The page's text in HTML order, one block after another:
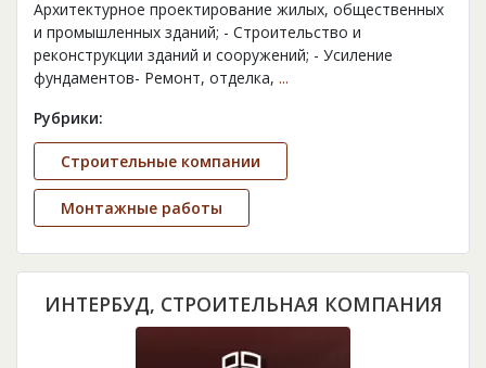
Архитектурное проектирование жилых, общественных
и промышленных зданий; - Строительство и
реконструкции зданий и сооружений; - Усиление
фундаментов- Ремонт, отделка, ...
Рубрики:
Строительные компании
Монтажные работы
ИНТЕРБУД, СТРОИТЕЛЬНАЯ КОМПАНИЯ